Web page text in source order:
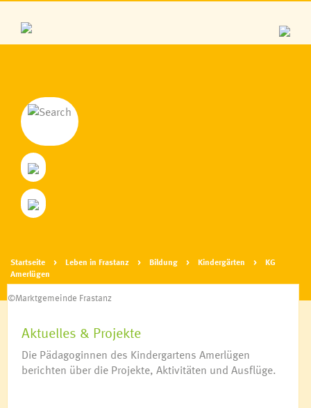
Personen aus Frastanz
Zahlen & Daten
Geschichte
Parzellen
Wappen & Logo
Fraschtner Treff
Frastanz bittet zu Tisch
Netzwerk mehr Sprache
Deutschkurs für Frauen
Soziale Nahversorgung
Startseite Leben in Frastanz Bildung Kindergärten
KG
Amerlügen
©Marktgemeinde Frastanz
Aktuelles & Projekte
Die Pädagoginnen des Kindergartens Amerlügen
berichten über die Projekte, Aktivitäten und Ausflüge.